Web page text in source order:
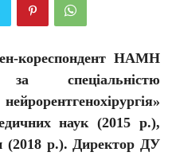
кореспондент НАМН
спеціальністю
наук (2015 р.),
(2018 р.). Директор ДУ